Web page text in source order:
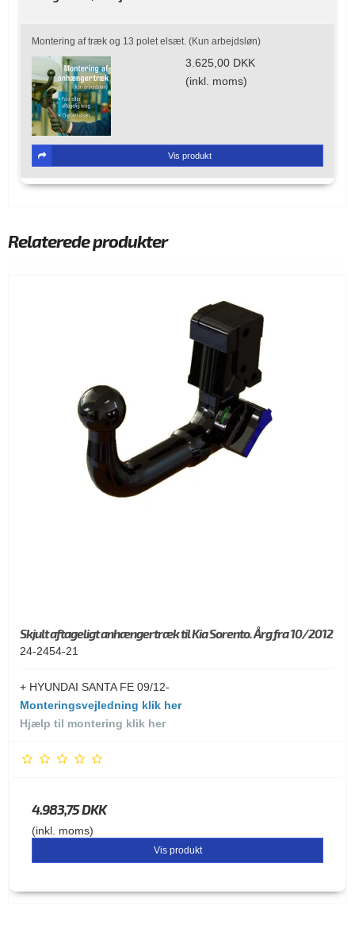
Montering af træk og 13 polet elsæt. (Kun arbejdsløn)
3.625,00 DKK
(inkl. moms)
Vis produkt
Relaterede produkter
Skjult aftageligt anhængertræk til Kia Sorento. Årg fra 10/2012
24-2454-21
+ HYUNDAI SANTA FE 09/12-
Monteringsvejledning klik her
Hjælp til montering klik her
4.983,75 DKK
(inkl. moms)
Vis produkt